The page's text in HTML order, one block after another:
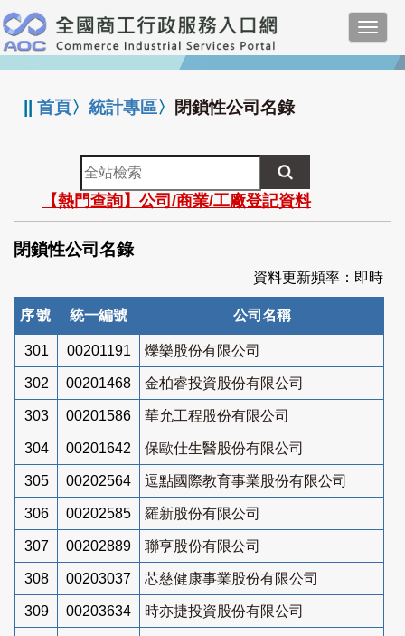
跳
到
主
要
:::
||首頁〉統計專區〉 閉鎖性公司名錄
全
站
檢
索
【熱門查詢】公司/商業/工廠登記資料
閉鎖性公司名錄
資料更新頻率：即時
序號 統一編號 公司名稱
301 00201191 爍樂股份有限公司
302 00201468 金柏睿投資股份有限公司
303 00201586 華允工程股份有限公司
304 00201642 保歐仕生醫股份有限公司
305 00202564 逗點國際教育事業股份有限公司
306 00202585 羅新股份有限公司
307 00202889 聯亨股份有限公司
308 00203037 芯慈健康事業股份有限公司
309 00203634 時亦捷投資股份有限公司